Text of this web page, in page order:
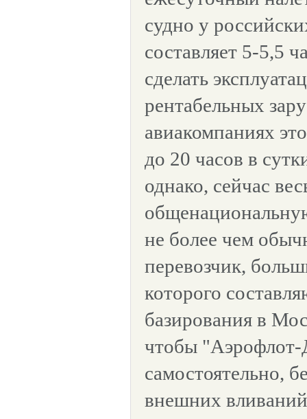
судно у
составляет 5-5,5
сделать
рентабельных
авиакомпаниях
до 20 часов в
однако, сейчас
не более чем
перевозчик,
которого
базирования в
чтобы
самостоятельно,
внешних